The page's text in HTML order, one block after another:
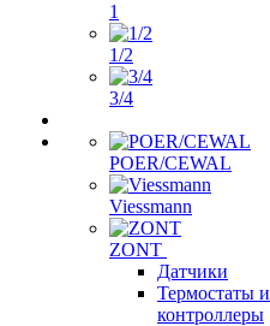
1
1/2
3/4
POER/CEWAL
Viessmann
ZONT
Датчики
Термостаты и
контроллеры